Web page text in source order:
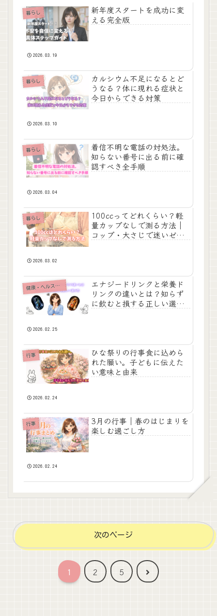
暮らし
新年度スタートを成功に変
える完全版
2026.03.19
暮らし
カルシウム不足になるとど
うなる？体に現れる症状と
今日からできる対策
2026.03.10
暮らし
着信不明な電話の対処法。
知らない番号に出る前に確
認すべき全手順
2026.03.04
暮らし
100ccってどれくらい？軽
量カップなしで測る方法｜
コップ・大さじで迷いゼロ
2026.03.02
健
康・ヘルスケア
エナジードリンクと栄養ド
リンクの違いとは？知らず
に飲むと損する正しい選び
2026.02.25
行事
ひな祭りの行事食に込めら
れた願い。子どもに伝えた
い意味と由来
2026.02.24
行事
3月の行事｜春のはじまりを
楽しむ過ごし方
2026.02.24
次のページ
1 2 5
次